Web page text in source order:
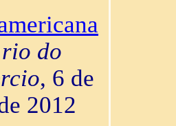
do
, 6 de
2012